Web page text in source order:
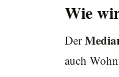
Wie
Der
auch